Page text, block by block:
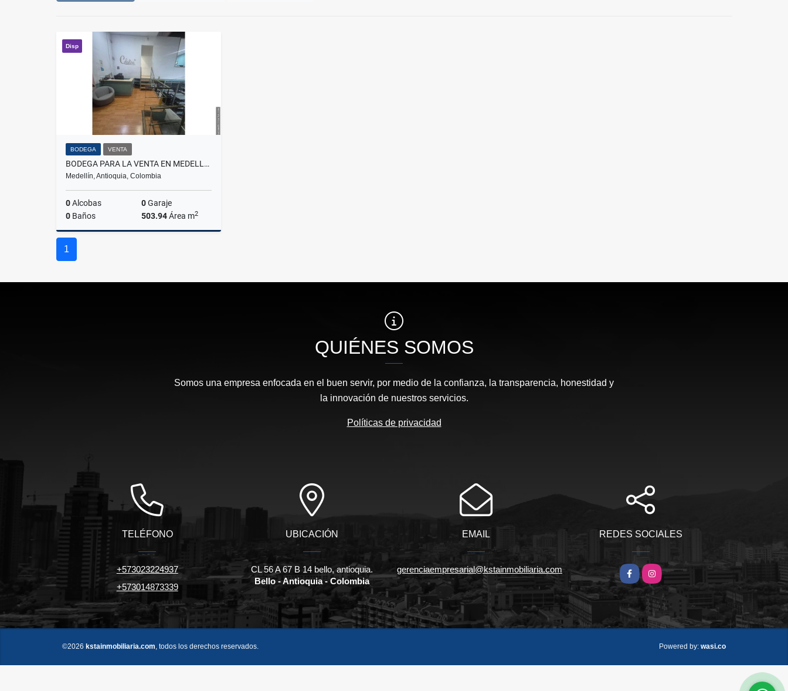
Disp
BODEGA VENTA
BODEGA PARA LA VENTA EN MEDELLÍN BUENOS AIRES
Medellín, Antioquia, Colombia
0Alcobas 0Garaje
0 Baños 503.94Área m2
1
QUIÉNES SOMOS
Somos una empresa enfocada en el buen servir, por medio de la confianza, la transparencia, honestidad y
la innovación de nuestros servicios.
Políticas de privacidad
TELÉFONO
+573023224937
+573014873339
UBICACIÓN
CL 56 A 67 B 14 bello, antioquia.
Bello - Antioquia - Colombia
EMAIL
gerenciaempresarial@kstainmobiliaria.com
REDES SOCIALES
FacebookInstagram
©2026 kstainmobiliaria.com, todos los derechos reservados. Powered by: wasi.co